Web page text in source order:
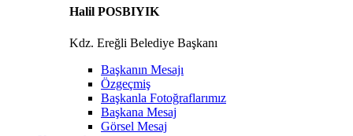
Halil POSBIYIK
Kdz. Ereğli Belediye Başkanı
Başkanın Mesajı
Özgeçmiş
Başkanla Fotoğraflarımız
Başkana Mesaj
Görsel Mesaj